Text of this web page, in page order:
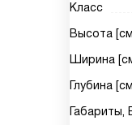
Класс
Высота
Ширина
Глубина
Габариты,